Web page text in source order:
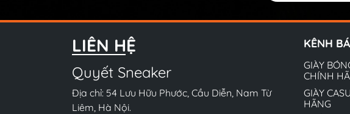
LIÊN HỆ
Quyết Sneaker
Địa chỉ: 54 Lưu Hữu Phước, Cầu Diễn, Nam Từ
Liêm, Hà Nội.
KÊNH
GIÀY
CHÍNH
GIÀY
HÃNG